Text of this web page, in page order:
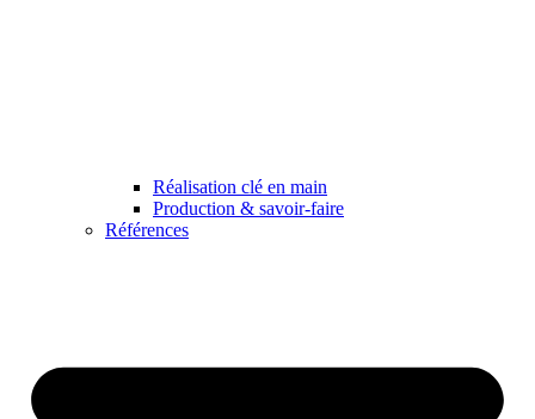
Réalisation clé en main
Production & savoir-faire
Références